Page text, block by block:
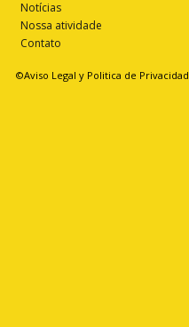
Notícias
Nossa atividade
Contato
©Aviso Legal y Politica de Privacidad